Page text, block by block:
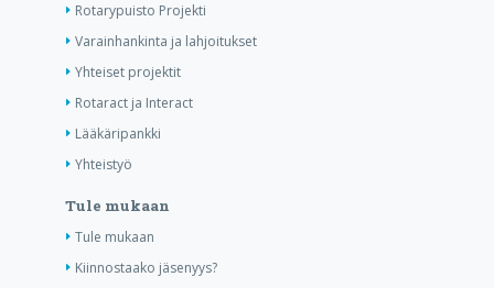
Rotarypuisto Projekti
Varainhankinta ja lahjoitukset
Yhteiset projektit
Rotaract ja Interact
Lääkäripankki
Yhteistyö
Tule mukaan
Tule mukaan
Kiinnostaako jäsenyys?